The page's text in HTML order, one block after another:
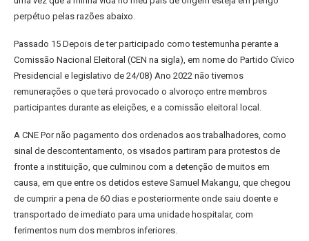
perpétuo pelas razões abaixo.
Passado 15 Depois de ter participado como testemunha perante a
Comissão Nacional Eleitoral (CEN na sigla), em nome do Partido Cívico
Presidencial e legislativo de 24/08) Ano 2022 não tivemos
remunerações o que terá provocado o alvoroço entre membros
participantes durante as eleições, e a comissão eleitoral local.
A CNE Por não pagamento dos ordenados aos trabalhadores, como
sinal de descontentamento, os visados partiram para protestos de
fronte a instituição, que culminou com a detenção de muitos em
causa, em que entre os detidos esteve Samuel Makangu, que chegou
de cumprir a pena de 60 dias e posteriormente onde saiu doente e
transportado de imediato para uma unidade hospitalar, com
ferimentos num dos membros inferiores.